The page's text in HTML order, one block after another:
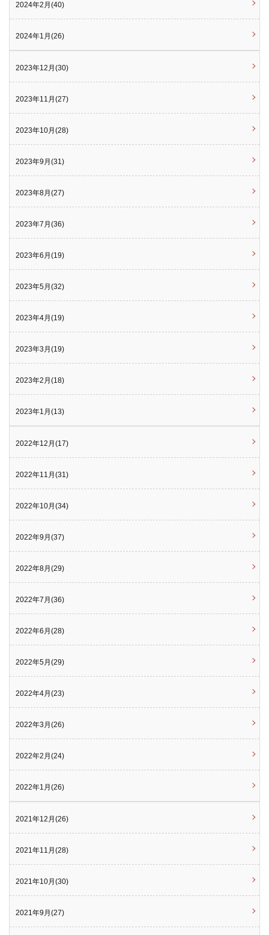
2024年2月(40)
2024年1月(26)
2023年12月(30)
2023年11月(27)
2023年10月(28)
2023年9月(31)
2023年8月(27)
2023年7月(36)
2023年6月(19)
2023年5月(32)
2023年4月(19)
2023年3月(19)
2023年2月(18)
2023年1月(13)
2022年12月(17)
2022年11月(31)
2022年10月(34)
2022年9月(37)
2022年8月(29)
2022年7月(36)
2022年6月(28)
2022年5月(29)
2022年4月(23)
2022年3月(26)
2022年2月(24)
2022年1月(26)
2021年12月(26)
2021年11月(28)
2021年10月(30)
2021年9月(27)